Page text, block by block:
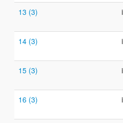
13 (3)
14 (3)
15 (3)
16 (3)